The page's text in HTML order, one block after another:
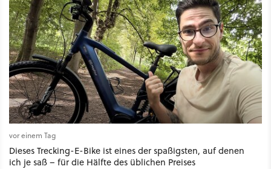
vor einem Tag
Dieses Trecking-E-Bike ist eines der spaßigsten, auf denen
ich je saß – für die Hälfte des üblichen Preises